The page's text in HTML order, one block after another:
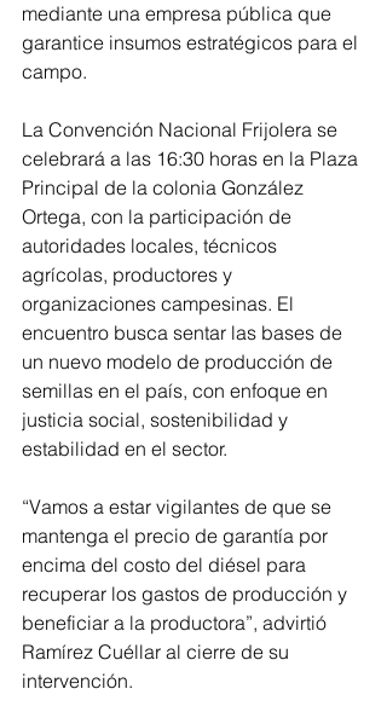
mediante una empresa pública que
garantice insumos estratégicos para el
campo.
La Convención Nacional Frijolera se
celebrará a las 16:30 horas en la Plaza
Principal de la colonia González
Ortega, con la participación de
autoridades locales, técnicos
agrícolas, productores y
organizaciones campesinas. El
encuentro busca sentar las bases de
un nuevo modelo de producción de
semillas en el país, con enfoque en
justicia social, sostenibilidad y
estabilidad en el sector.
“Vamos a estar vigilantes de que se
mantenga el precio de garantía por
encima del costo del diésel para
recuperar los gastos de producción y
beneficiar a la productora”, advirtió
Ramírez Cuéllar al cierre de su
intervención.